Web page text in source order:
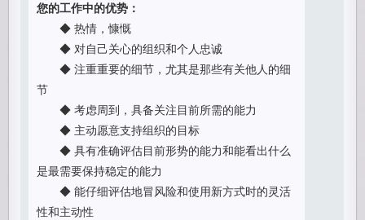
您的工作中的优势：
◆ 热情，慷慨
◆ 对自己关心的组织和个人忠诚
◆ 注重重要的细节，尤其是那些有关他人的细
节
◆ 考虑周到，具备关注目前所需的能力
◆ 主动愿意支持组织的目标
◆ 具有准确评估目前形势的能力和能看出什么
是最需要保持稳定的能力
◆ 能仔细评估地冒风险和使用新方式时的灵活
性和主动性